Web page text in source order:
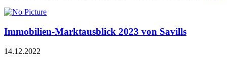
Immobilien-Marktausblick 2023 von Savills
14.12.2022